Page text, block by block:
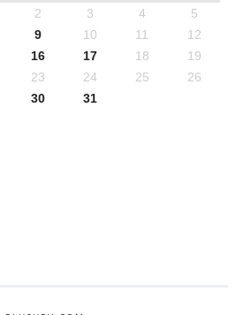
2 3 4
5
9 10 11
12
16 17 18
19
23 24 25
26
30 31